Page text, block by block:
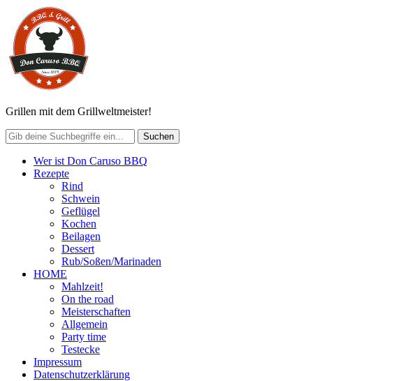
Grillen mit dem Grillweltmeister!
Wer ist Don Caruso BBQ
Rezepte
Rind
Schwein
Geflügel
Kochen
Beilagen
Dessert
Rub/Soßen/Marinaden
HOME
Mahlzeit!
On the road
Meisterschaften
Allgemein
Party time
Testecke
Impressum
Datenschutzerklärung